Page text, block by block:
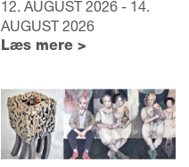
12. AUGUST 2026 - 14.
AUGUST 2026
Læs mere >